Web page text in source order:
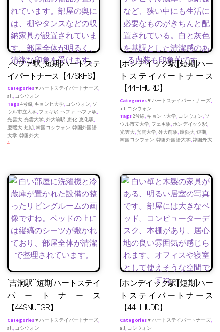
[へファ駅][短期]ハートステ
イパートナース【47SKHS】
Categories♥ ハートステイパートナーズ,
all, コシウォン
Tags4号線, キョンヒ大学, コシウォン, ソ
ウル市立大学, フェギ駅,ヘファ,ヘファ駅,
光雲大,光雲大学,外大前駅,恵化,恵化駅,
慶熙大,短期,韓国コシウォン,韓国外国語
大学,韓国外大
4
[ホンデイック駅][短期]ハー
トステイパートナース
【44HIHURD】
Categories♥ ハートステイパートナーズ,
all, コシウォン
Tags2号線, キョンヒ大学, コシウォン, ソ
ウル市立大学, フェギ駅,ホンデイック駅,
光雲大,光雲大学,外大前駅, 慶熙大,短期,
韓国コシウォン,韓国外国語大学,韓国外大
[吉洞駅][短期]ハートステイ
パートナース
【44SNUEGR】
Categories♥ ハートステイパートナーズ,
all, コシウォン
[ホンデイック駅][短期]ハー
トステイパートナース
【44HIHUDD】
Categories♥ ハートステイパートナーズ,
all, コシウォン